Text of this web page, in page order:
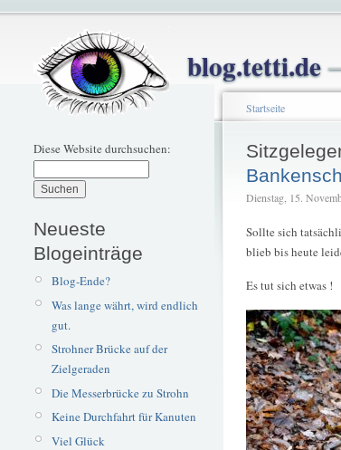
blog.tetti.de
Diese Website durchsuchen:
Neueste
Blogeinträge
Blog-Ende?
Was lange währt, wird endlich
gut.
Strohner Brücke auf der
Zielgeraden
Die Messerbrücke zu Strohn
Keine Durchfahrt für Kanuten
Viel Glück
Startseite
Dienstag, 15.
Sollte sich
blieb bis heute
Es tut sich etwas !